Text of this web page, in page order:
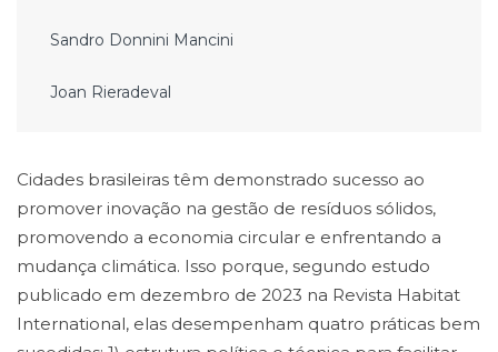
Sandro Donnini Mancini
Joan Rieradeval
Cidades brasileiras têm demonstrado sucesso ao
promover inovação na gestão de resíduos sólidos,
promovendo a economia circular e enfrentando a
mudança climática. Isso porque, segundo estudo
publicado em dezembro de 2023 na Revista Habitat
International, elas desempenham quatro práticas bem